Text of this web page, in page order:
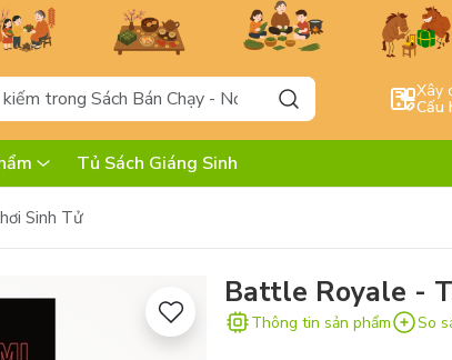
Xây
Cấu
Tủ Sách Giáng Sinh
Sinh Tử
Battle Royale -
Thông tin sản phẩm So